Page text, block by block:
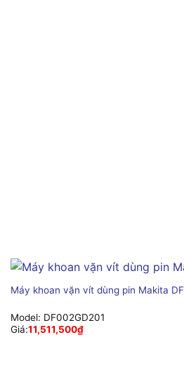
Máy khoan vặn vít dùng pin Makita
Model: DF002GD201
Giá:11,511,500₫